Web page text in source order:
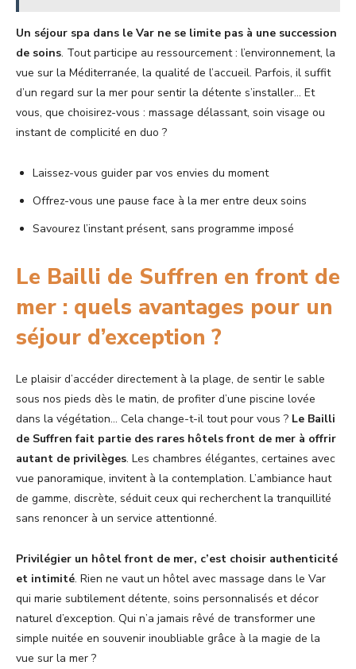
Un séjour spa dans le Var ne se limite pas à une succession
de soins. Tout participe au ressourcement : l’environnement, la
vue sur la Méditerranée, la qualité de l’accueil. Parfois, il suffit
d’un regard sur la mer pour sentir la détente s’installer… Et
vous, que choisirez-vous : massage délassant, soin visage ou
instant de complicité en duo ?
Laissez-vous guider par vos envies du moment
Offrez-vous une pause face à la mer entre deux soins
Savourez l’instant présent, sans programme imposé
Le Bailli de Suffren en front de
mer : quels avantages pour un
séjour d’exception ?
Le plaisir d’accéder directement à la plage, de sentir le sable
sous nos pieds dès le matin, de profiter d’une piscine lovée
dans la végétation… Cela change-t-il tout pour vous ? Le Bailli
de Suffren fait partie des rares hôtels front de mer à offrir
autant de privilèges. Les chambres élégantes, certaines avec
vue panoramique, invitent à la contemplation. L’ambiance haut
de gamme, discrète, séduit ceux qui recherchent la tranquillité
sans renoncer à un service attentionné.
Privilégier un hôtel front de mer, c’est choisir authenticité
et intimité. Rien ne vaut un hôtel avec massage dans le Var
qui marie subtilement détente, soins personnalisés et décor
naturel d’exception. Qui n’a jamais rêvé de transformer une
simple nuitée en souvenir inoubliable grâce à la magie de la
vue sur la mer ?